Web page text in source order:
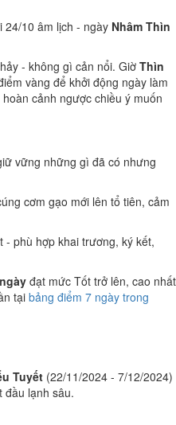
24/10 âm lịch - ngày Nhâm Thìn
- không gì cản nổi. Giờ Thìn
vàng để khởi động ngày làm
cảnh ngược chiều ý muốn
vững những gì đã có nhưng
cơm gạo mới lên tổ tiên, cảm
- phù hợp khai trương, ký kết,
đạt mức Tốt trở lên, cao nhất
tại bảng điểm 7 ngày trong
Tuyết (22/11/2024 - 7/12/2024)
đầu lạnh sâu.